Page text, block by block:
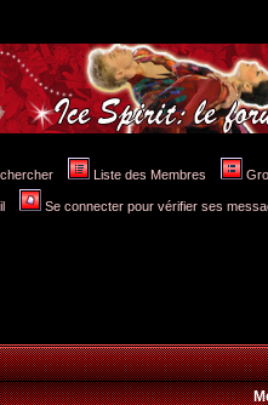
Liste des Membres
Se connecter pour vérifier ses